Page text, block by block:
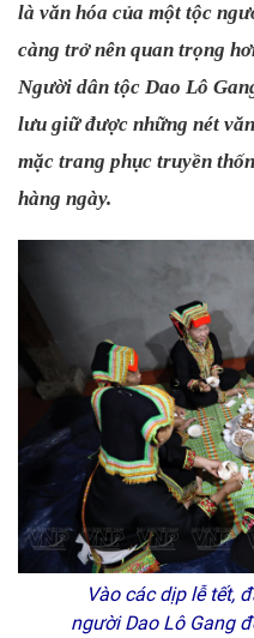
là văn hóa của một tộc
càng trở nên quan trọng
Người dân tộc Dao Lô
lưu giữ được những nét
mặc trang phục truyền
hàng ngày.
Vào các dịp lễ tết,
người Dao Lô Gang